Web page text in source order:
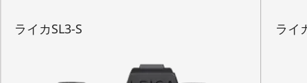
ライカSL3-S ライ